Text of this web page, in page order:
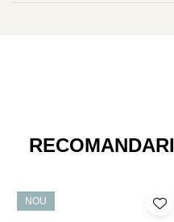
RECOMANDARI
NOU